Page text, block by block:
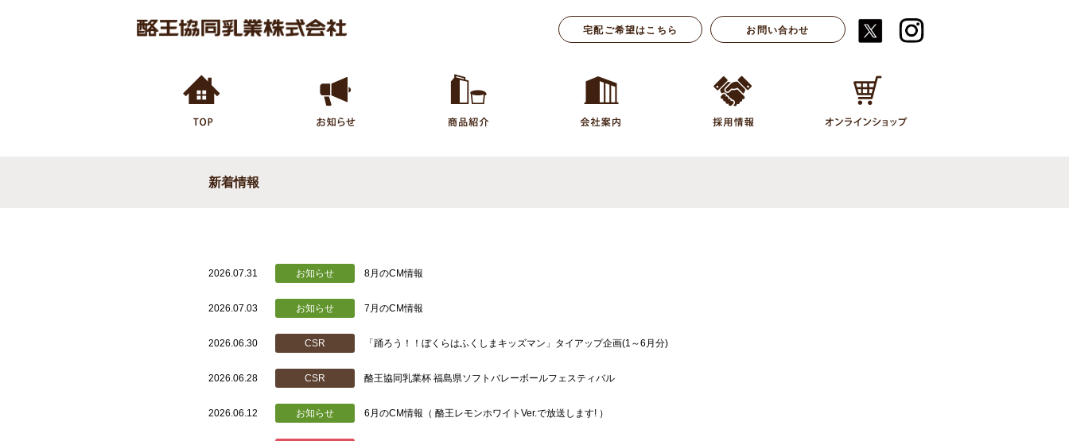
宅配ご希望はこちら お問い合わせ
新着情報
2026.07.31 お知らせ 8月のCM情報
2026.07.03 お知らせ 7月のCM情報
2026.06.30 CSR 「踊ろう！！ぼくらはふくしまキッズマン」タイアップ企画(1～6月分)
2026.06.28 CSR 酪王協同乳業杯 福島県ソフトバレーボールフェスティバル
2026.06.12 お知らせ 6月のCM情報（ 酪王レモンホワイトVer.で放送します! ）